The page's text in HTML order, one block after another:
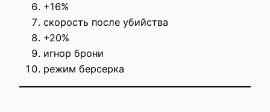
+16%
скорость после убийства
+20%
игнор брони
режим берсерка